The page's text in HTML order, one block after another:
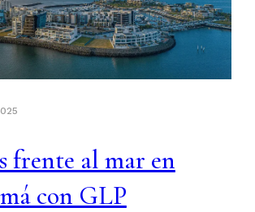
frente al mar en
con GLP